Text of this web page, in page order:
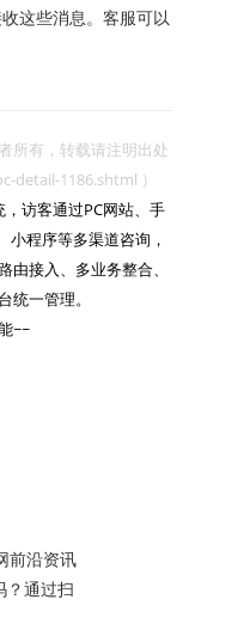
这些消息。客服可以
所有，转载请注明出处
1186.shtml ）
，访客通过PC网站、手
小程序等多渠道咨询，
接入、多业务整合、
统一管理。
~~
前沿资讯
？通过扫